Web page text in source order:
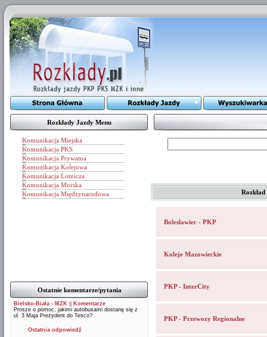
Rozkłady Jazdy Menu
Komunikacja Miejska
Komunikacja PKS
Komunikacja Prywatna
Komunikacja Kolejowa
Komunikacja Lotnicza
Komunikacja Morska
Komunikacja Międzynarodowa
Ostatnie komentarze/pytania
Bielsko-Biała - MZK
Komentarze
Prosze o pomoc, jakimi autobusami dostanę się z
ul. 3 Maja Prezydent do Tesco?
Ostatnia odpowiedź
Bolesławiec - PKP
Koleje Mazowieckie
PKP - InterCity
PKP - Przewozy Regionalne